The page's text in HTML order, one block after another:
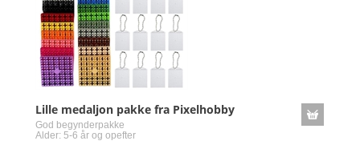
Lille medaljon pakke fra Pixelhobby
God begynderpakke
Alder: 5-6 år og opefter